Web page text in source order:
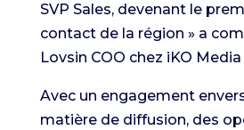
SVP Sales, devenant le
contact de la région » a
Lovsin COO chez iKO Media
Avec un engagement
matière de diffusion, des